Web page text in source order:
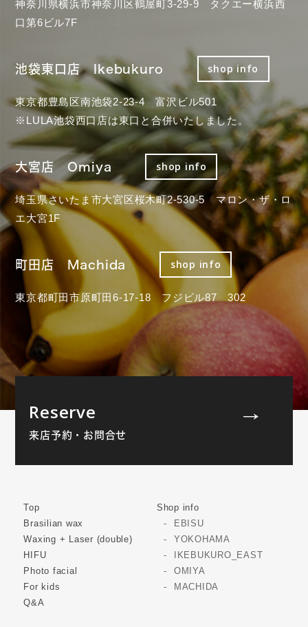
神奈川県横浜市神奈川区鶴屋町3-29-9 タクエー横浜西
口第6ビル7F
池袋東口店 Ikebukuro shop info
東京都豊島区南池袋2-23-4 富沢ビル501
※LULA池袋西口店は東口と合併いたしました。
大宮店 Omiya shop info
埼玉県さいたま市大宮区桜木町2-530-5 マロン・ザ・ロ
エ大宮1F
町田店 Machida shop info
東京都町田市原町田6-17-18 フジビル87 302
Reserve
来店予約・お問合せ
Top
Brasilian wax
Waxing + Laser (double)
HIFU
Photo facial
For kids
Q&A
Shop info
EBISU
YOKOHAMA
IKEBUKURO_EAST
OMIYA
MACHIDA